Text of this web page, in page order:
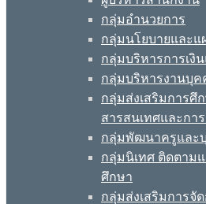
กลุ่มอำนวยการ
กลุ่มนโยบายและแ
กลุ่มบริหารการเงิ
กลุ่มบริหารงานบุค
กลุ่มส่งเสริมการศึ
สารสนเทศและกา
กลุ่มพัฒนาครูและ
กลุ่มนิเทศ ติดตาม
ศึกษา
กลุ่มส่งเสริมการจั